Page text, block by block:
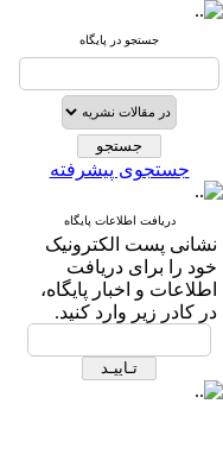
جستجو در پایگاه
جستجوی پیشرفته
دریافت اطلاعات پایگاه
نشانی پست الکترونیک
خود را برای دریافت
اطلاعات و اخبار پایگاه،
در کادر زیر وارد کنید.